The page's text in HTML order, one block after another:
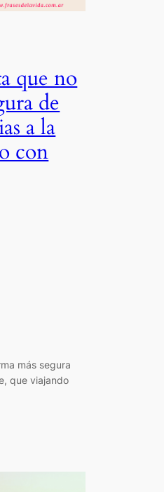
que no
de
a la
con
más segura
que viajando